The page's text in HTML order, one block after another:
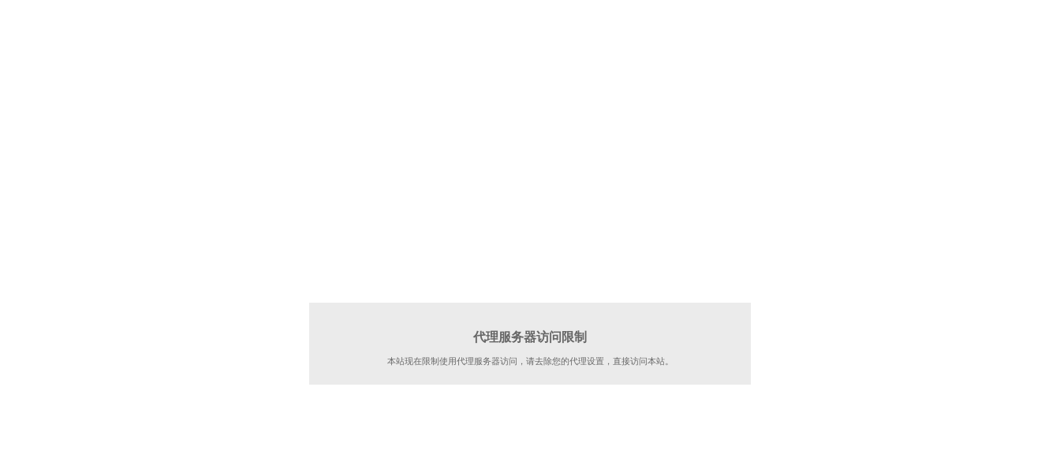
代理服务器访问限制
本站现在限制使用代理服务器访问，请去除您的代理设置，直接访问本站。